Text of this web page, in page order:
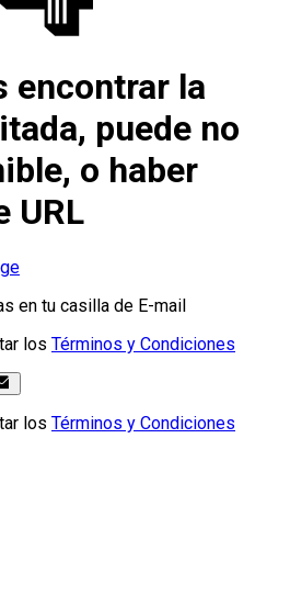
encontrar la
puede no
o haber
URL
en tu casilla de E-mail
los Términos y Condiciones
los Términos y Condiciones